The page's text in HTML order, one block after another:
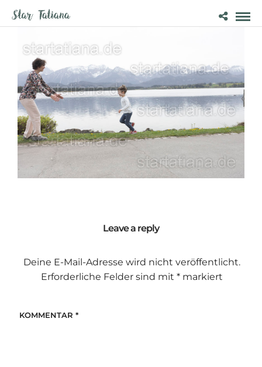
Leave a reply
Deine E-Mail-Adresse wird nicht veröffentlicht.
Erforderliche Felder sind mit *markiert
KOMMENTAR *